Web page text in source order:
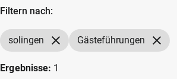
Filtern nach:
solingen Gästeführungen
Ergebnisse: 1